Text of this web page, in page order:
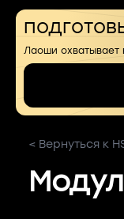
Лаоши охватывает
< Вернуться к